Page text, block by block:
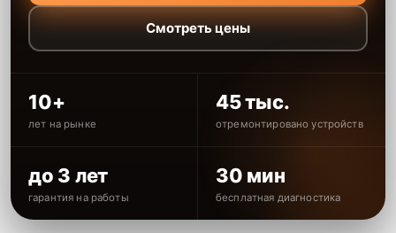
Смотреть цены
10+
лет на рынке
45 тыс.
отремонтировано устройств
до 3 лет
гарантия на работы
30 мин
бесплатная диагностика